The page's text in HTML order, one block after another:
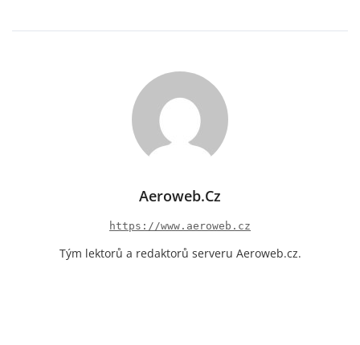
Aeroweb.cz
https://www.aeroweb.cz
Tým lektorů a redaktorů serveru Aeroweb.cz.